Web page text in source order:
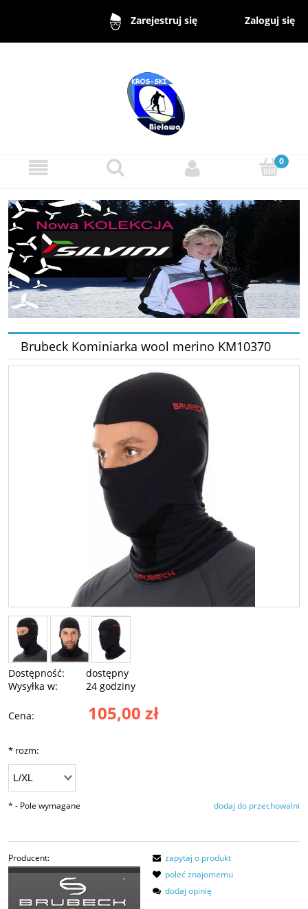
Zarejestruj się Zaloguj się
Brubeck Kominiarka wool merino KM10370
Dostępność:
dostępny
Wysyłka w:
24 godziny
Cena: 105,00 zł
* rozm:
dodaj do przechowalni
* - Pole wymagane
Producent:
zapytaj o produkt
poleć znajomemu
dodaj opinię